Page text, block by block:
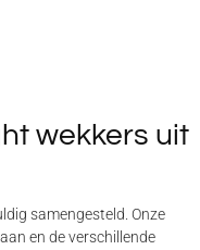
wekkers uit
samengesteld. Onze
en de verschillende